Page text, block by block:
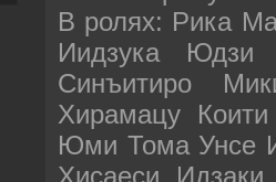
В ролях: Рика
Иидзука Юдзи
Синъитиро
Хирамацу
Юми Тома Унсе
Хисаеси